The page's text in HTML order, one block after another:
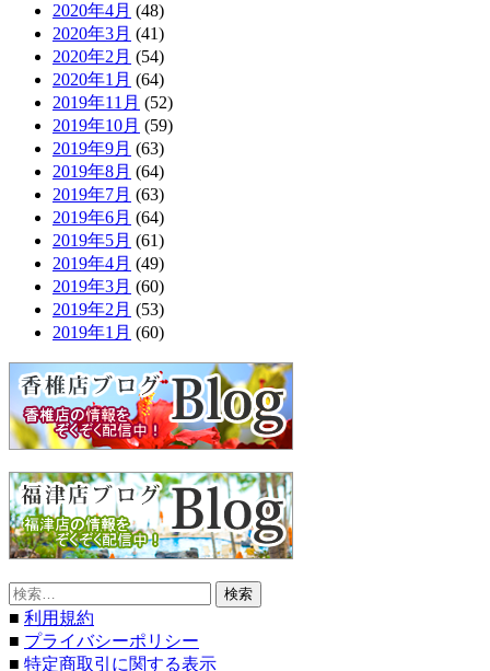
2020年4月 (48)
2020年3月 (41)
2020年2月 (54)
2020年1月 (64)
2019年11月 (52)
2019年10月 (59)
2019年9月 (63)
2019年8月 (64)
2019年7月 (63)
2019年6月 (64)
2019年5月 (61)
2019年4月 (49)
2019年3月 (60)
2019年2月 (53)
2019年1月 (60)
検
索:
■ 利用規約
■ プライバシーポリシー
■ 特定商取引に関する表示